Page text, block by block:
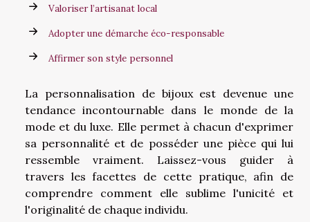
Valoriser l’artisanat local
Adopter une démarche éco-responsable
Affirmer son style personnel
La personnalisation de bijoux est devenue une
tendance incontournable dans le monde de la
mode et du luxe. Elle permet à chacun d'exprimer
sa personnalité et de posséder une pièce qui lui
ressemble vraiment. Laissez-vous guider à
travers les facettes de cette pratique, afin de
comprendre comment elle sublime l'unicité et
l'originalité de chaque individu.